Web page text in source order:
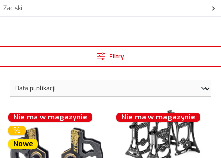
Zaciski
Filtry
Nie ma w magazynie
%
Nowe
Nie ma w magazynie